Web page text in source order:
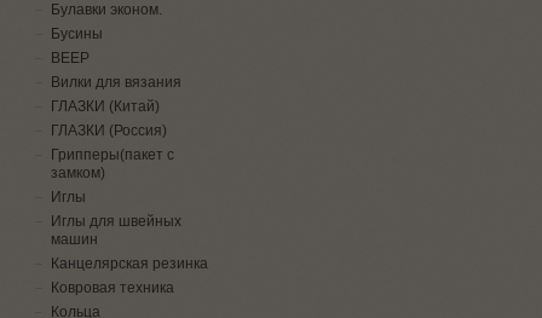
Булавки эконом.
Бусины
ВЕЕР
Вилки для вязания
ГЛАЗКИ (Китай)
ГЛАЗКИ (Россия)
Грипперы(пакет с
замком)
Иглы
Иглы для швейных
машин
Канцелярская резинка
Ковровая техника
Кольца